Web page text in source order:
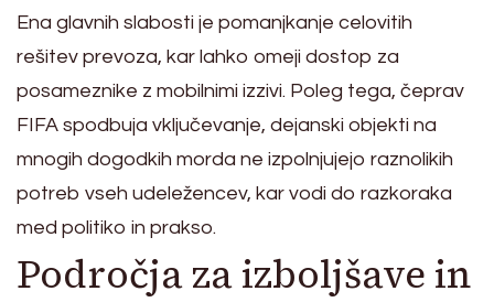
Ena glavnih slabosti je pomanjkanje celovitih
rešitev prevoza, kar lahko omeji dostop za
posameznike z mobilnimi izzivi. Poleg tega, čeprav
FIFA spodbuja vključevanje, dejanski objekti na
mnogih dogodkih morda ne izpolnjujejo raznolikih
potreb vseh udeležencev, kar vodi do razkoraka
med politiko in prakso.
Področja za izboljšave in